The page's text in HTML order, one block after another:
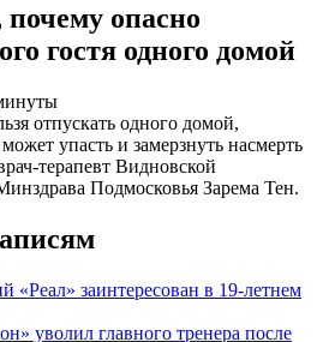
опасно
гостя одного домой
отпускать одного домой,
упасть и замерзнуть насмерть
терапевт Видновской
Подмосковья Зарема Тен.
«Реал» заинтересован в 19-летнем
уволил главного тренера после